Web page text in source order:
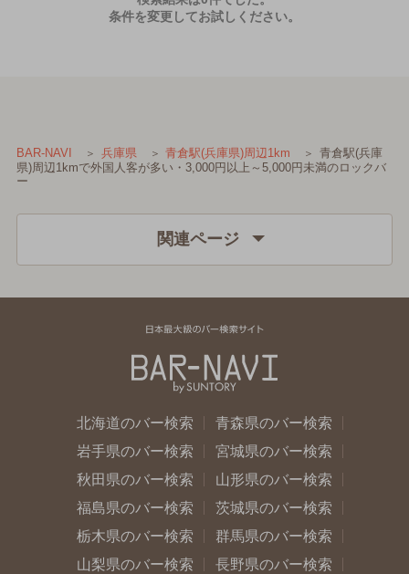
条件を変更してお試しください。
BAR-NAVI 兵庫県 青倉駅(兵庫県)周辺1km
青倉駅(兵庫
県)周辺1kmで外国人客が多い・3,000円以上～5,000円未満のロックバ
ー
関連ページ
北海道のバー検索
青森県のバー検索
岩手県のバー検索
宮城県のバー検索
秋田県のバー検索
山形県のバー検索
福島県のバー検索
茨城県のバー検索
栃木県のバー検索
群馬県のバー検索
山梨県のバー検索
長野県のバー検索